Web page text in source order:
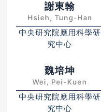
謝東翰
Hsieh, Tung-Han
中央研究院應用科學研
究中心
魏培坤
Wei, Pei-Kuen
中央研究院應用科學研
究中心